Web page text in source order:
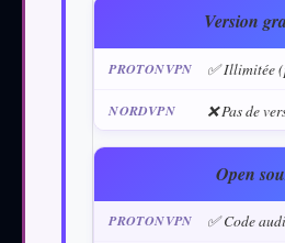
Version
✅ Illimitée
❌ Pas de
Open
✅ Code